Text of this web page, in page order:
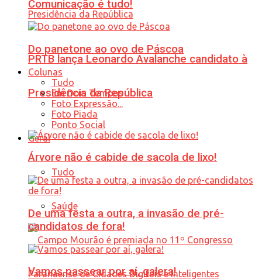
PRTB lança Leonardo Avalanche candidato à
Presidência da República
Geral
Tudo
Saúde
Comunicação é tudo!
Do panetone ao ovo de Páscoa
Colunas
Tudo
Em Dois Tempos
Foto Expressão...
Foto Piada
Ponto Social
Árvore não é cabide de sacola de lixo!
De uma festa a outra, a invasão de pré-
candidatos de fora!
Vamos passear por aí, galera!